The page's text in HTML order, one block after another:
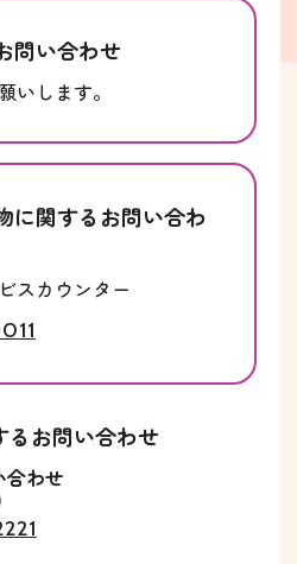
問い合わせ
いします。
に関するお問い合わ
スカウンター
るお問い合わせ
合わせ